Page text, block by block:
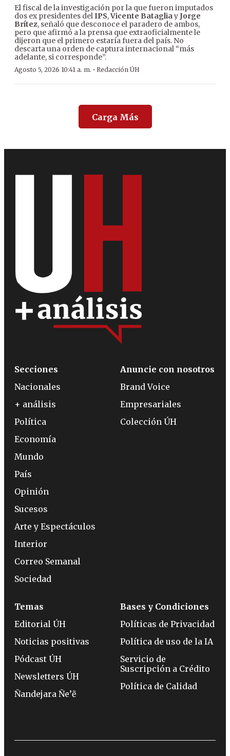
El fiscal de la investigación por la que fueron imputados
dos ex presidentes delIPS,Vicente BatagliayJorge
Brítez, señaló que desconoce el paradero de ambos,
pero que afirmó a la prensa que extraoficialmente le
dijeron que el primero estaría fuera del país. No
descarta una orden de captura internacional “más
adelante, si corresponde”.
Agosto 5, 2026 10:41 a. m. · Redacción ÚH
Carga Más
Secciones
Nacionales
+ análisis
Política
Economía
Mundo
País
Opinión
Sucesos
Arte y Espectáculos
Interior
Correo Semanal
Sociedad
Anuncie con nosotros
Brand Voice
Empresariales
Colección ÚH
Temas
Editorial ÚH
Noticias positivas
Pódcast ÚH
Newsletters ÚH
Ñandejara Ñe’ẽ
Bases y Condiciones
Políticas de Privacidad
Política de uso de la IA
Servicio de
Suscripción a Crédito
Política de Calidad